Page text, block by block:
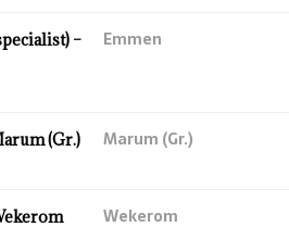
–
Emmen
(Gr.) Marum (Gr.)
Wekerom